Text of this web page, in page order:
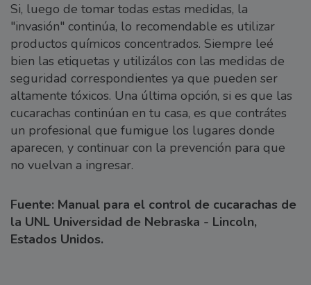
Si, luego de tomar todas estas medidas, la
"invasión" continúa, lo recomendable es utilizar
productos químicos concentrados. Siempre leé
bien las etiquetas y utilizálos con las medidas de
seguridad correspondientes ya que pueden ser
altamente tóxicos. Una última opción, si es que las
cucarachas continúan en tu casa, es que contrátes
un profesional que fumigue los lugares donde
aparecen, y continuar con la prevención para que
no vuelvan a ingresar.
Fuente: Manual para el control de cucarachas de
la UNL Universidad de Nebraska - Lincoln,
Estados Unidos.